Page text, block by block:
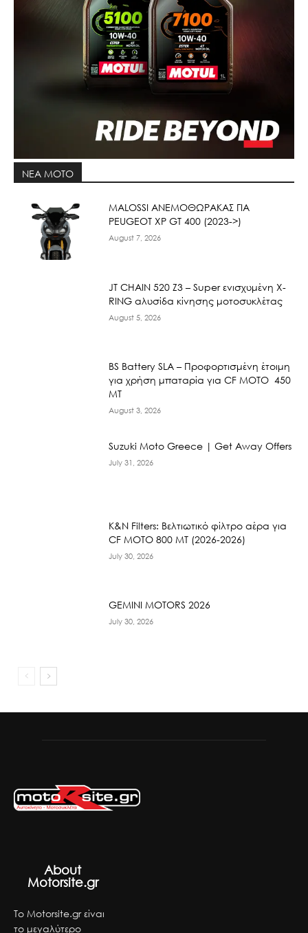
ΝΕΑ MOTO
ΜΑLOSSI ΑΝΕΜΟΘΩΡΑΚΑΣ ΓΙΑ
PEUGEOT XP GT 400 (2023->)
August 7, 2026
JT CHAIN 520 Ζ3 – Super ενισχυμένη X-
RING αλυσίδα κίνησης μοτοσυκλέτας
August 5, 2026
BS Battery SLA – Προφορτισμένη έτοιμη
για χρήση μπαταρία για CF MOTO 450
MT
August 3, 2026
Suzuki Moto Greece | Get Away Offers
July 31, 2026
K&N Filters: Βελτιωτικό φίλτρο αέρα για
CF ΜΟΤΟ 800 ΜΤ (2026-2026)
July 30, 2026
GEMINI MOTORS 2026
July 30, 2026
About
Motorsite.gr
Το Motorsite.gr είναι
το μεγαλύτερο